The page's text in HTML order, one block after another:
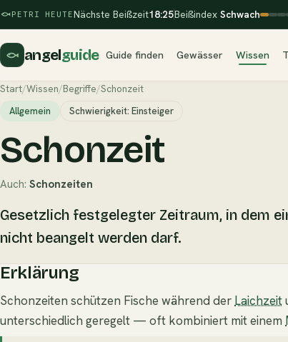
PETRI HEUTENächste Beißzeit18:25Beißindex Schwach
angelguide Guide finden Gewässer Wissen
Start/Wissen/Begriffe/Schonzeit
Allgemein Schwierigkeit: Einsteiger
Schonzeit
Auch: Schonzeiten
Gesetzlich festgelegter Zeitraum, in dem
nicht beangelt werden darf.
Erklärung
Schonzeiten schützen Fische während der Laichzeit
unterschiedlich geregelt — oft kombiniert mit einem